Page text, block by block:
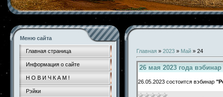
Меню сайта
Главная страница
Информация о сайте
Н О В И Ч К А М !
Рэйки
Главная » 2023 » Май » 24
26 мая 2023 года
26.05.2023 состоится вэбинар